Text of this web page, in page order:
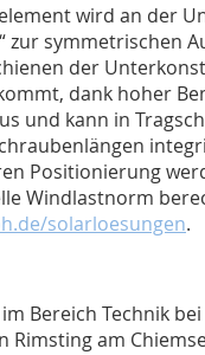
wird an der
zur symmetrischen
der
dank hoher
und kann in
Positionierung
Windlastnorm
solarloesungen.
Bereich Technik
Rimsting am